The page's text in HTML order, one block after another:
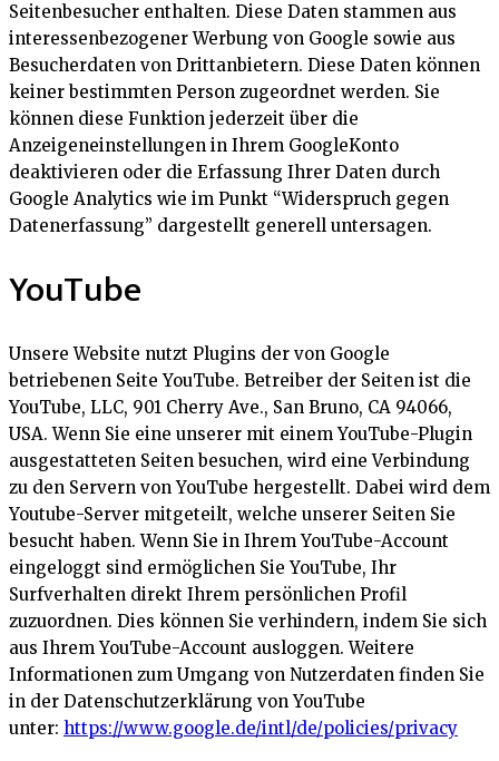
Seitenbesucher enthalten. Diese Daten stammen aus
interessenbezogener Werbung von Google sowie aus
Besucherdaten von Drittanbietern. Diese Daten können
keiner bestimmten Person zugeordnet werden. Sie
können diese Funktion jederzeit über die
Anzeigeneinstellungen in Ihrem GoogleKonto
deaktivieren oder die Erfassung Ihrer Daten durch
Google Analytics wie im Punkt “Widerspruch gegen
Datenerfassung” dargestellt generell untersagen.
YouTube
Unsere Website nutzt Plugins der von Google
betriebenen Seite YouTube. Betreiber der Seiten ist die
YouTube, LLC, 901 Cherry Ave., San Bruno, CA 94066,
USA. Wenn Sie eine unserer mit einem YouTube-Plugin
ausgestatteten Seiten besuchen, wird eine Verbindung
zu den Servern von YouTube hergestellt. Dabei wird dem
Youtube-Server mitgeteilt, welche unserer Seiten Sie
besucht haben. Wenn Sie in Ihrem YouTube-Account
eingeloggt sind ermöglichen Sie YouTube, Ihr
Surfverhalten direkt Ihrem persönlichen Profil
zuzuordnen. Dies können Sie verhindern, indem Sie sich
aus Ihrem YouTube-Account ausloggen. Weitere
Informationen zum Umgang von Nutzerdaten finden Sie
in der Datenschutzerklärung von YouTube
unter: https://www.google.de/intl/de/policies/privacy